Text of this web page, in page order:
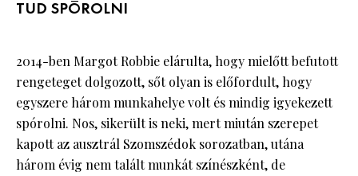
TUD SPÓROLNI
2014-ben Margot Robbie elárulta, hogy mielőtt befutott
rengeteget dolgozott, sőt olyan is előfordult, hogy
egyszere három munkahelye volt és mindig igyekezett
spórolni. Nos, sikerült is neki, mert miután szerepet
kapott az ausztrál Szomszédok sorozatban, utána
három évig nem talált munkát színészként, de